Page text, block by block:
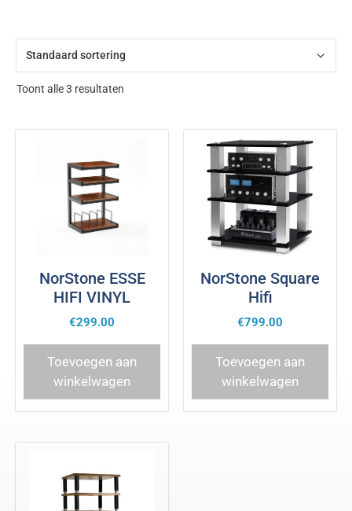
Toont alle 3 resultaten
NorStone ESSE
HIFI VINYL
€299.00
Toevoegen aan
winkelwagen
NorStone Square
Hifi
€799.00
Toevoegen aan
winkelwagen